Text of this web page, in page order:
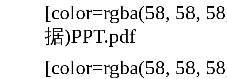
[color=rgba(58, 58,
据)PPT.pdf
[color=rgba(58, 58,